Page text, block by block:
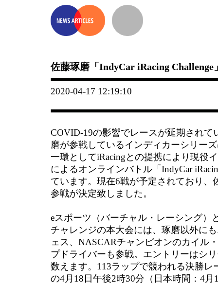
佐藤琢磨「IndyCar iRacing Challenge
2020-04-17 12:19:10
COVID-19の影響でレースが延期されて
磨が参戦しているインディカーシリー
一環としてiRacingとの提携により現役
によるオンラインバトル「IndyCar
ています。現在6戦が予定されており、
参戦が決定致しました。
eスポーツ（バーチャル・レーシング）
チャレンジの本大会には、琢磨以外に
ェス、NASCARチャンピオンのカイル
プドライバーも参戦。エントリーはシ
数えます。113ラップで競われる決勝レ
の4月18日午後2時30分（日本時間：4月